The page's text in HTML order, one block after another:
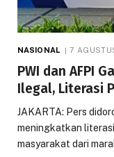
NASIONAL 7
PWI dan AFPI
Ilegal, Literasi
JAKARTA: Pers
meningkatkan
masyarakat dari